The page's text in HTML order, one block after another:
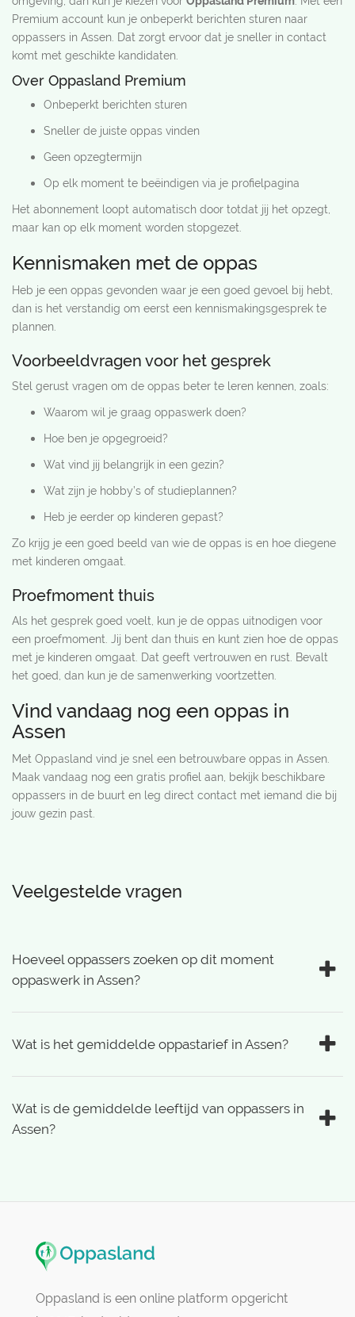
Premium account kun je onbeperkt berichten sturen naar
oppassers in Assen. Dat zorgt ervoor dat je sneller in contact
komt met geschikte kandidaten.
Over Oppasland Premium
Onbeperkt berichten sturen
Sneller de juiste oppas vinden
Geen opzegtermijn
Op elk moment te beëindigen via je profielpagina
Het abonnement loopt automatisch door totdat jij het opzegt,
maar kan op elk moment worden stopgezet.
Kennismaken met de oppas
Heb je een oppas gevonden waar je een goed gevoel bij hebt,
dan is het verstandig om eerst een kennismakingsgesprek te
plannen.
Voorbeeldvragen voor het gesprek
Stel gerust vragen om de oppas beter te leren kennen, zoals:
Waarom wil je graag oppaswerk doen?
Hoe ben je opgegroeid?
Wat vind jij belangrijk in een gezin?
Wat zijn je hobby’s of studieplannen?
Heb je eerder op kinderen gepast?
Zo krijg je een goed beeld van wie de oppas is en hoe diegene
met kinderen omgaat.
Proefmoment thuis
Als het gesprek goed voelt, kun je de oppas uitnodigen voor
een proefmoment. Jij bent dan thuis en kunt zien hoe de oppas
met je kinderen omgaat. Dat geeft vertrouwen en rust. Bevalt
het goed, dan kun je de samenwerking voortzetten.
Vind vandaag nog een oppas in
Assen
Met Oppasland vind je snel een betrouwbare oppas in Assen.
Maak vandaag nog een gratis profiel aan, bekijk beschikbare
oppassers in de buurt en leg direct contact met iemand die bij
jouw gezin past.
Veelgestelde vragen
Hoeveel oppassers zoeken op dit moment
oppaswerk in Assen?
Wat is het gemiddelde oppastarief in Assen?
Wat is de gemiddelde leeftijd van oppassers in
Assen?
Oppasland is een online platform opgericht